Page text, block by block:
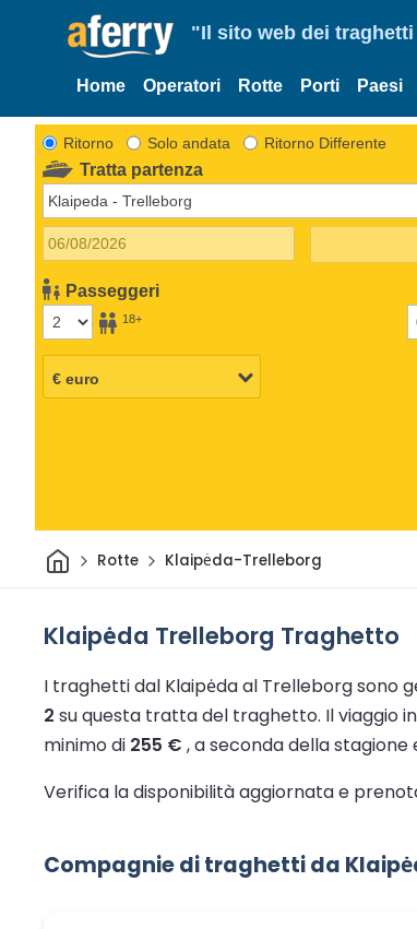
"Il sito web dei
Home Operatori Rotte Porti Paesi
Ritorno Solo andata Ritorno Differente
Tratta partenza
Passeggeri
18+
CasaRotte Klaipėda-Trelleborg
Klaipėda Trelleborg Traghetto
I traghetti dal Klaipėda al Trelleborg sono
2 su questa tratta del traghetto. Il viaggio
minimo di 255 € , a seconda della stagione
Verifica la disponibilità aggiornata e
Compagnie di traghetti da